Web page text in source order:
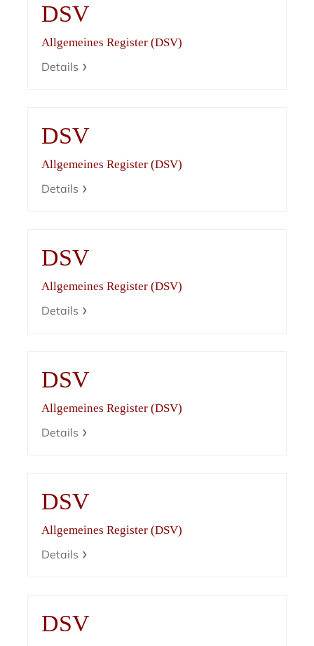
DSV
Allgemeines Register (DSV)
Details
DSV
Allgemeines Register (DSV)
Details
DSV
Allgemeines Register (DSV)
Details
DSV
Allgemeines Register (DSV)
Details
DSV
Allgemeines Register (DSV)
Details
DSV